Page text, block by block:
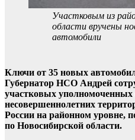
Участковым из
области вручены
автомобили
Ключи от 35 новых
Губернатор НСО Андрей
участковых
несовершеннолетних
России на районном
по Новосибирской области.